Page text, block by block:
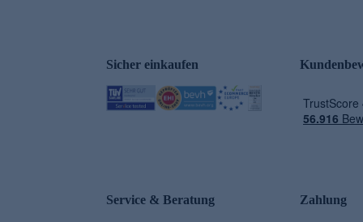
Sicher einkaufen
Service & Beratung Zahlung